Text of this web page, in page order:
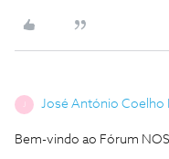
José António Coelho
Bem-vindo ao Fórum NOS